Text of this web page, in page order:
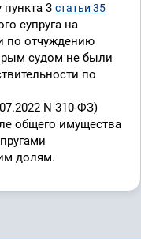
3 статьи 35
супруга на
по отчуждению
судом не были
по
N 310-ФЗ)
общего имущества
долям.